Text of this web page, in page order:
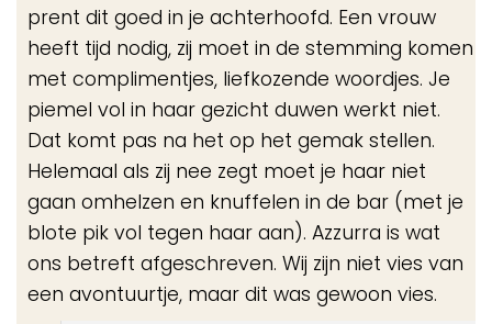
prent dit goed in je achterhoofd. Een vrouw
heeft tijd nodig, zij moet in de stemming komen
met complimentjes, liefkozende woordjes. Je
piemel vol in haar gezicht duwen werkt niet.
Dat komt pas na het op het gemak stellen.
Helemaal als zij nee zegt moet je haar niet
gaan omhelzen en knuffelen in de bar (met je
blote pik vol tegen haar aan). Azzurra is wat
ons betreft afgeschreven. Wij zijn niet vies van
een avontuurtje, maar dit was gewoon vies.